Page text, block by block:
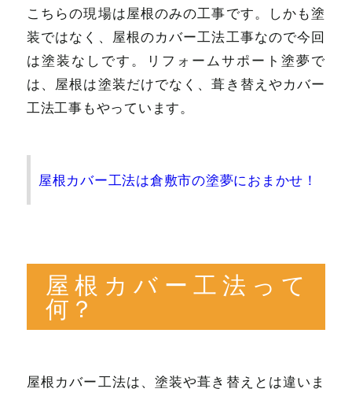
こちらの現場は屋根のみの工事です。しかも塗
装ではなく、屋根のカバー工法工事なので今回
は塗装なしです。リフォームサポート塗夢で
は、屋根は塗装だけでなく、葺き替えやカバー
工法工事もやっています。
屋根カバー工法は倉敷市の塗夢におまかせ！
屋根カバー工法って
何？
屋根カバー工法は、塗装や葺き替えとは違いま